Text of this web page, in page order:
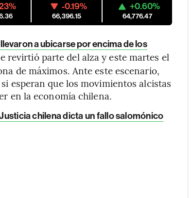
-0.19%
66,396.15
+0.60%
64,776.47
a ubicarse por encima de los
revirtió parte del alza y este martes el
de máximos. Ante este escenario,
esperan que los movimientos alcistas
en la economía chilena.
chilena dicta un fallo salomónico